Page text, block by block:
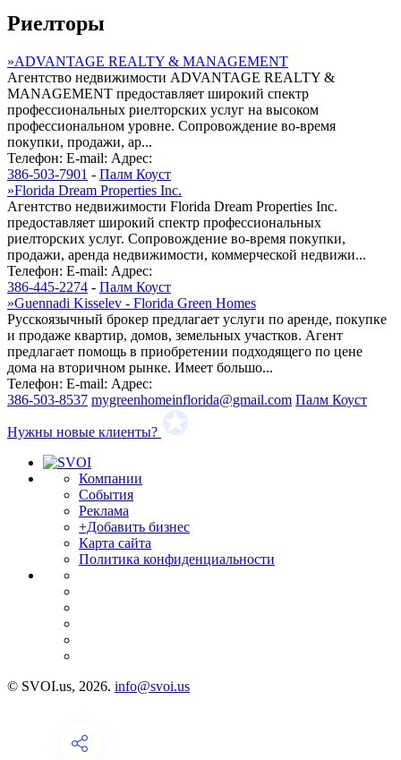
Риелторы
»ADVANTAGE REALTY & MANAGEMENT
Агентство недвижимости ADVANTAGE REALTY &
MANAGEMENT предоставляет широкий спектр
профессиональных риелторских услуг на высоком
профессиональном уровне. Сопровождение во-время
покупки, продажи, ар...
Телефон: E-mail: Адрес:
386-503-7901 - Палм Коуст
»Florida Dream Properties Inc.
Агентство недвижимости Florida Dream Properties Inc.
предоставляет широкий спектр профессиональных
риелторских услуг. Сопровождение во-время покупки,
продажи, аренда недвижимости, коммерческой недвижи...
Телефон: E-mail: Адрес:
386-445-2274 - Палм Коуст
»Guennadi Kisselev - Florida Green Homes
Русскоязычный брокер предлагает услуги по аренде, покупке
и продаже квартир, домов, земельных участков. Агент
предлагает помощь в приобретении подходящего по цене
дома на вторичном рынке. Имеет большо...
Телефон: E-mail: Адрес:
386-503-8537 mygreenhomeinflorida@gmail.com Палм Коуст
Нужны новые клиенты?
Компании
События
Реклама
+Добавить бизнес
Карта сайта
Политика конфиденциальности
© SVOI.us, 2026. info@svoi.us